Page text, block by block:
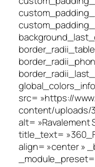
src= »https://
content/uploads/
alt= »Ravalement
title_text=
align= »center »